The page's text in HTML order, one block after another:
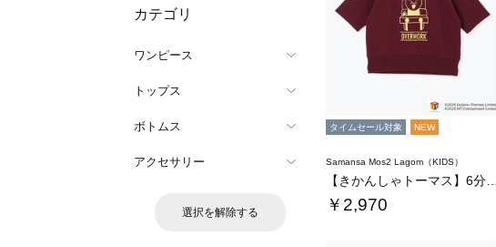
カテゴリ
ワンピース
トップス
ボトムス
アクセサリー
選択を解除する
タイムセール対象 NEW
Samansa Mos2 Lagom（KIDS）
￥2,970